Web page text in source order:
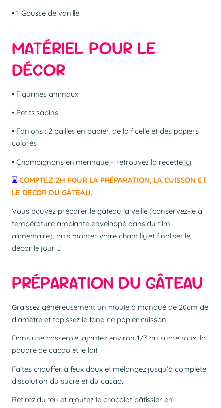
• 1 Gousse de vanille
MATÉRIEL POUR LE
DÉCOR
• Figurines animaux
• Petits sapins
• Fanions : 2 pailles en papier, de la ficelle et des papiers
colorés
• Champignons en meringue – retrouvez la recette ici
⌛ COMPTEZ 2H POUR LA PRÉPARATION, LA CUISSON ET
LE DÉCOR DU GÂTEAU.
Vous pouvez préparer le gâteau la veille (conservez-le à
température ambiante enveloppé dans du film
alimentaire), puis monter votre chantilly et finaliser le
décor le jour J.
PRÉPARATION DU GÂTEAU
Graissez généreusement un moule à manqué de 20cm de
diamètre et tapissez le fond de papier cuisson.
Dans une casserole, ajoutez environ 1/3 du sucre roux, la
poudre de cacao et le lait
Faîtes chauffer à feux doux et mélangez jusqu’à complète
dissolution du sucre et du cacao.
Retirez du feu et ajoutez le chocolat pâtissier en